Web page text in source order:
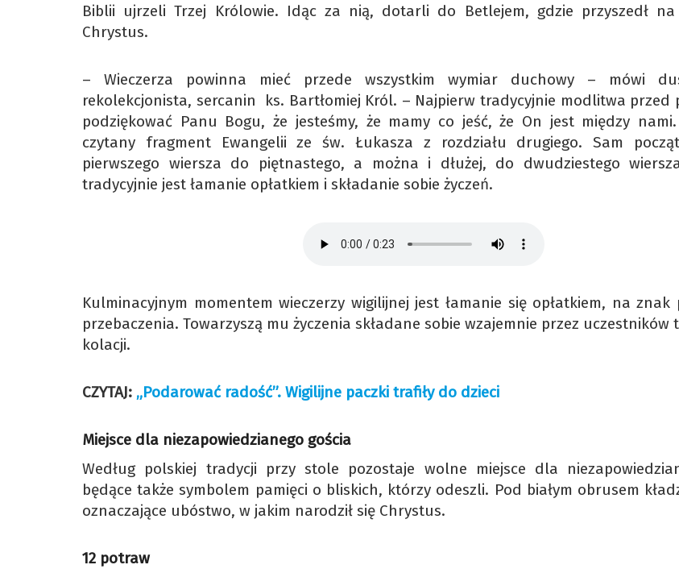
Biblii ujrzeli Trzej Królowie. Idąc za nią, dotarli do Betlejem, gdzie przyszedł na
Chrystus.
– Wieczerza powinna mieć przede wszystkim wymiar duchowy – mówi
rekolekcjonista, sercanin ks. Bartłomiej Król. – Najpierw tradycyjnie modlitwa przed
podziękować Panu Bogu, że jesteśmy, że mamy co jeść, że On jest między
czytany fragment Ewangelii ze św. Łukasza z rozdziału drugiego. Sam
pierwszego wiersza do piętnastego, a można i dłużej, do dwudziestego
tradycyjnie jest łamanie opłatkiem i składanie sobie życzeń.
Kulminacyjnym momentem wieczerzy wigilijnej jest łamanie się opłatkiem, na znak
przebaczenia. Towarzyszą mu życzenia składane sobie wzajemnie przez uczestników
kolacji.
CZYTAJ: „Podarować radość”. Wigilijne paczki trafiły do dzieci
Miejsce dla niezapowiedzianego gościa
Według polskiej tradycji przy stole pozostaje wolne miejsce dla
będące także symbolem pamięci o bliskich, którzy odeszli. Pod białym obrusem
oznaczające ubóstwo, w jakim narodził się Chrystus.
12 potraw